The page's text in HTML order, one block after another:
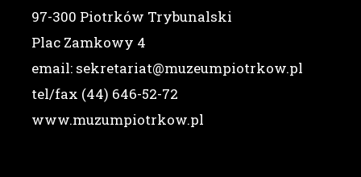
97-300 Piotrków Trybunalski
Plac Zamkowy 4
email: sekretariat@muzeumpiotrkow.pl
tel/fax (44) 646-52-72
www.muzumpiotrkow.pl